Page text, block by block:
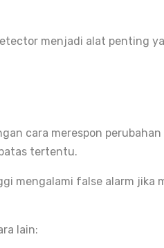
menjadi alat penting
cara merespon
tertentu.
mengalami false alarm jika
lain: